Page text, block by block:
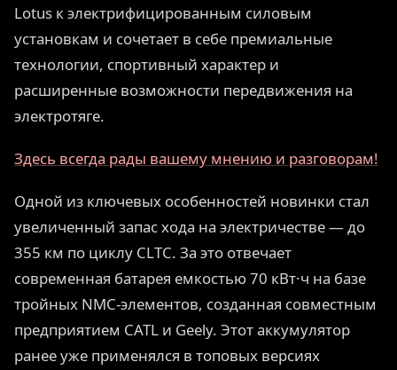
Lotus к электрифицированным силовым
установкам и сочетает в себе премиальные
технологии, спортивный характер и
расширенные возможности передвижения на
электротяге.
Здесь всегда рады вашему мнению и разговорам!
Одной из ключевых особенностей новинки стал
увеличенный запас хода на электричестве — до
355 км по циклу CLTC. За это отвечает
современная батарея емкостью 70 кВт·ч на базе
тройных NMC-элементов, созданная совместным
предприятием CATL и Geely. Этот аккумулятор
ранее уже применялся в топовых версиях